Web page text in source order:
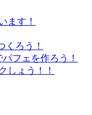
ます！
ろう！
フェを作ろう！
しょう！！